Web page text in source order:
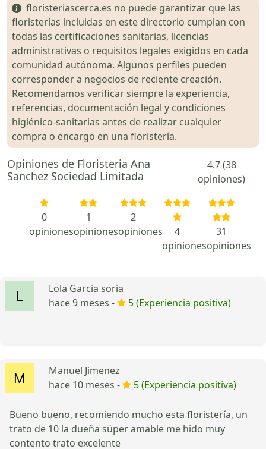
floristeriascerca.es no puede garantizar que las
floristerías incluidas en este directorio cumplan con
todas las certificaciones sanitarias, licencias
administrativas o requisitos legales exigidos en cada
comunidad autónoma. Algunos perfiles pueden
corresponder a negocios de reciente creación.
Recomendamos verificar siempre la experiencia,
referencias, documentación legal y condiciones
higiénico-sanitarias antes de realizar cualquier
compra o encargo en una floristería.
Opiniones de Floristeria Ana
Sanchez Sociedad Limitada
4.7 (38
opiniones)
0
opiniones
1
opiniones
2
opiniones
4
opiniones
31
opiniones
Lola Garcia soria
hace 9 meses -
5 (Experiencia positiva)
Manuel Jimenez
hace 10 meses -
5 (Experiencia positiva)
Bueno bueno, recomiendo mucho esta floristería, un
trato de 10 la dueña súper amable me hido muy
contento trato excelente